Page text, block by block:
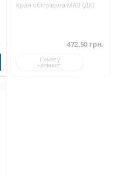
Кран обігрівача МАЗ (ДК)
472.50 грн.
Немає у
наявності